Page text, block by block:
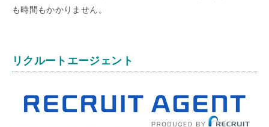
も時間もかかりません。
リクルートエージェント